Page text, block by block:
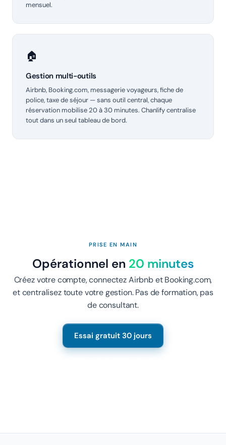
mensuel.
🏠
Gestion multi-outils
Airbnb, Booking.com, messagerie voyageurs, fiche de
police, taxe de séjour — sans outil central, chaque
réservation mobilise 20 à 30 minutes. Chanlify centralise
tout dans un seul tableau de bord.
PRISE EN MAIN
Opérationnel en 20 minutes
Créez votre compte, connectez Airbnb et Booking.com,
et centralisez toute votre gestion. Pas de formation, pas
de consultant.
Essai gratuit 30 jours